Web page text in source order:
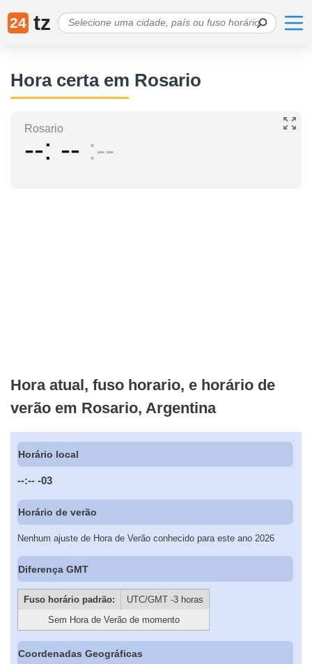
24 tz
Hora certa em Rosario
Rosario
-- -- --
Hora atual, fuso horario, e horário de
verão em Rosario, Argentina
Horário local
--:-- -03
Horário de verão
Nenhum ajuste de Hora de Verão conhecido para este ano 2026
Diferença GMT
Fuso horário padrão:
UTC/GMT -3 horas
Sem Hora de Verão de momento
Coordenadas Geográficas